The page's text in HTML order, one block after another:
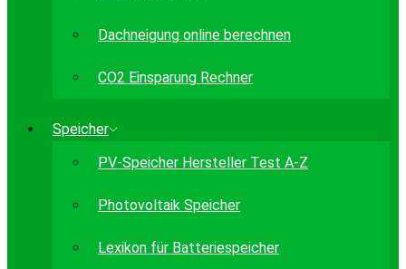
Dachneigung online berechnen
CO2 Einsparung Rechner
Speicher
PV-Speicher Hersteller Test A-Z
Photovoltaik Speicher
Lexikon für Batteriespeicher